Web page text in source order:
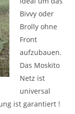
Bivvy oder
Brolly ohne
Front
aufzubauen.
Das Moskito
Netz ist
universal
ist garantiert !